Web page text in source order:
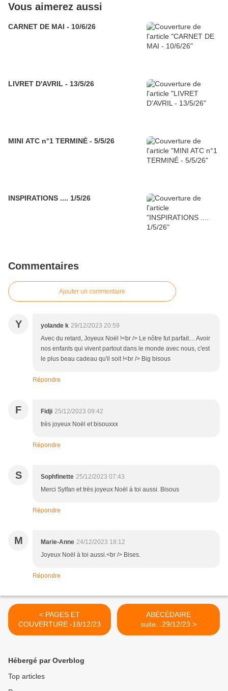
Vous aimerez aussi
CARNET DE MAI - 10/6/26
LIVRET D'AVRIL - 13/5/26
MINI ATC n°1 TERMINÉ - 5/5/26
INSPIRATIONS .... 1/5/26
Commentaires
Ajouter un commentaire
Y yolande k 29/12/2023 20:59
Avec du retard, Joyeux Noël !<br /> Le nôtre fut parfait.... Avoir
nos enfants qui vivent partout dans le monde avec nous, c'est
le plus beau cadeau qu'il soit !<br /> Big bisous
Répondre
F Fidji 25/12/2023 09:42
très joyeux Noël et bisouxxx
Répondre
S Sophfinette 25/12/2023 07:43
Merci Sylfan et très joyeux Noël à toi aussi. Bisous
Répondre
M Marie-Anne 24/12/2023 18:12
Joyeux Noël à toi aussi.<br /> Bises.
Répondre
< PAGES ET
COUVERTURE -18/12/23
ABÉCÉDAIRE
suite...29/12/23 >
Hébergé par Overblog
Top articles